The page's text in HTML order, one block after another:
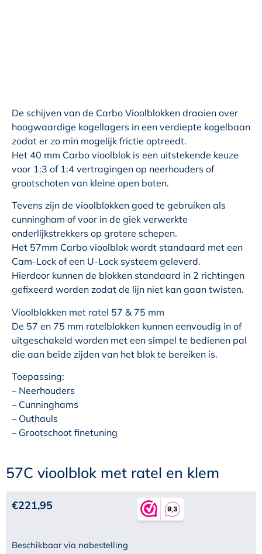
De schijven van de Carbo Vioolblokken draaien over
hoogwaardige kogellagers in een verdiepte kogelbaan
zodat er zo min mogelijk frictie optreedt.
Het 40 mm Carbo vioolblok is een uitstekende keuze
voor 1:3 of 1:4 vertragingen op neerhouders of
grootschoten van kleine open boten.
Tevens zijn de vioolblokken goed te gebruiken als
cunningham of voor in de giek verwerkte
onderlijkstrekkers op grotere schepen.
Het 57mm Carbo vioolblok wordt standaard met een
Cam-Lock of een U-Lock systeem geleverd.
Hierdoor kunnen de blokken standaard in 2 richtingen
gefixeerd worden zodat de lijn niet kan gaan twisten.
Vioolblokken met ratel 57 & 75 mm
De 57 en 75 mm ratelblokken kunnen eenvoudig in of
uitgeschakeld worden met een simpel te bedienen pal
die aan beide zijden van het blok te bereiken is.
Toepassing:
– Neerhouders
– Cunninghams
– Outhauls
– Grootschoot finetuning
57C vioolblok met ratel en klem
€221,95
Beschikbaar via nabestelling